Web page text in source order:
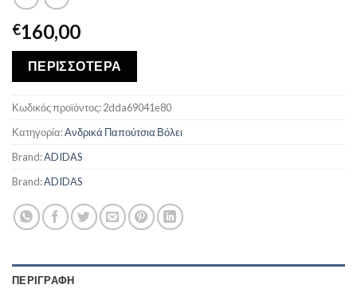
€160,00
ΠΕΡΙΣΣΟΤΕΡΑ
Κωδικός προϊόντος:2dda69041e80
Κατηγορία:Ανδρικά Παπούτσια Βόλει
Brand:ADIDAS
Brand:ADIDAS
ΠΕΡΙΓΡΑΦΉ